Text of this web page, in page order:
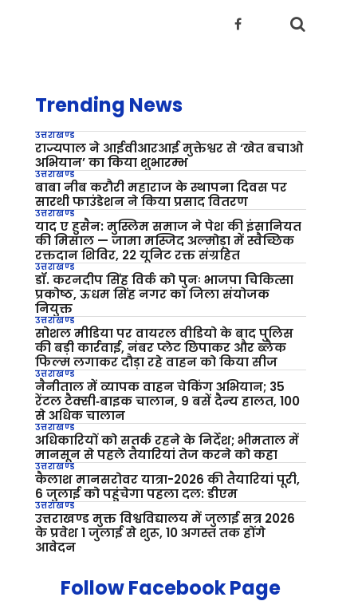
Trending News
उत्तराखण्ड
राज्यपाल ने आईवीआरआई मुक्तेश्वर से ‘खेत बचाओ
अभियान’ का किया शुभारम्भ
उत्तराखण्ड
बाबा नीब करौरी महाराज के स्थापना दिवस पर
सारथी फाउंडेशन ने किया प्रसाद वितरण
उत्तराखण्ड
याद ए हुसैन: मुस्लिम समाज ने पेश की इंसानियत
की मिसाल — जामा मस्जिद अल्मोड़ा में स्वैच्छिक
रक्तदान शिविर, 22 यूनिट रक्त संग्रहित
उत्तराखण्ड
डॉ. करनदीप सिंह विर्क को पुनः भाजपा चिकित्सा
प्रकोष्ठ, ऊधम सिंह नगर का जिला संयोजक
नियुक्त
उत्तराखण्ड
सोशल मीडिया पर वायरल वीडियो के बाद पुलिस
की बड़ी कार्रवाई, नंबर प्लेट छिपाकर और ब्लैक
फिल्म लगाकर दौड़ा रहे वाहन को किया सीज
उत्तराखण्ड
नैनीताल में व्यापक वाहन चेकिंग अभियान; 35
रेंटल टैक्सी‑बाइक चालान, 9 बसें दैन्य हालत, 100
से अधिक चालान
उत्तराखण्ड
अधिकारियों को सतर्क रहने के निर्देश; भीमताल में
मानसून से पहले तैयारियां तेज करने को कहा
उत्तराखण्ड
कैलाश मानसरोवर यात्रा-2026 की तैयारियां पूरी,
6 जुलाई को पहुंचेगा पहला दल: डीएम
उत्तराखण्ड
उत्तराखण्ड मुक्त विश्वविद्यालय में जुलाई सत्र 2026
के प्रवेश 1 जुलाई से शुरू, 10 अगस्त तक होंगे
आवेदन
Follow Facebook Page